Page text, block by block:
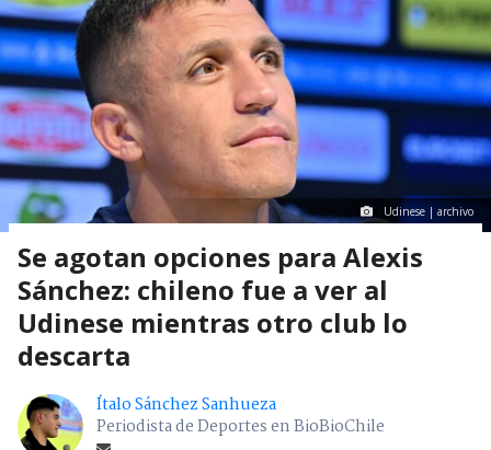
Udinese | archivo
Se agotan opciones para Alexis
Sánchez: chileno fue a ver al
Udinese mientras otro club lo
descarta
Ítalo Sánchez Sanhueza
Periodista de Deportes en BioBioChile